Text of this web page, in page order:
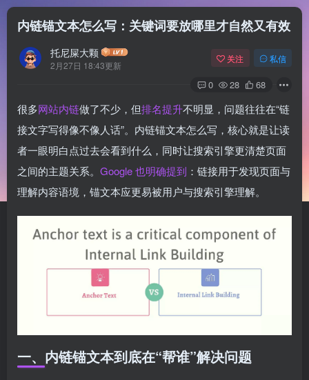
内链锚文本怎么写：关键词要放哪里才自然又有效
托尼屎大颗
2月27日 18:43更新
关注 私信
0 28 68
很多网站内链做了不少，但排名提升不明显，问题往往在“链
接文字写得像不像人话”。内链锚文本怎么写，核心就是让读
者一眼明白点过去会看到什么，同时让搜索引擎更清楚页面
之间的主题关系。 Google 也明确提到 ：链接用于发现页面与
理解内容语境，锚文本应更易被用户与搜索引擎理解。
一、内链锚文本到底在“帮谁”解决问题